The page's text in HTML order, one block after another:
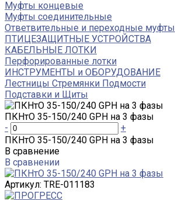
Муфты концевые
Муфты соединительные
Ответвительные и переходные муфты
ПТИЦЕЗАЩИТНЫЕ УСТРОЙСТВА
КАБЕЛЬНЫЕ ЛОТКИ
Перфорированные лотки
ИНСТРУМЕНТЫ и ОБОРУДОВАНИЕ
Лестницы Стремянки Подмости
Подставки и Щиты
ПКНтО 35-150/240 GPH на 3 фазы
-
+
ПКНтО 35-150/240 GPH на 3 фазы
В сравнение
В сравнении
Артикул: TRE-011183